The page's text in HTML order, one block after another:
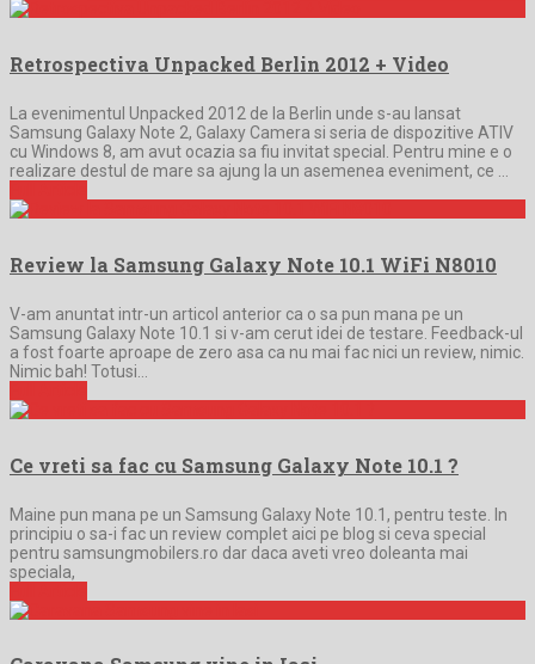
Retrospectiva Unpacked Berlin 2012 + Video
La evenimentul Unpacked 2012 de la Berlin unde s-au lansat
Samsung Galaxy Note 2, Galaxy Camera si seria de dispozitive ATIV
cu Windows 8, am avut ocazia sa fiu invitat special. Pentru mine e o
realizare destul de mare sa ajung la un asemenea eveniment, ce …
Review la Samsung Galaxy Note 10.1 WiFi N8010
V-am anuntat intr-un articol anterior ca o sa pun mana pe un
Samsung Galaxy Note 10.1 si v-am cerut idei de testare. Feedback-ul
a fost foarte aproape de zero asa ca nu mai fac nici un review, nimic.
Nimic bah! Totusi…
Ce vreti sa fac cu Samsung Galaxy Note 10.1 ?
Maine pun mana pe un Samsung Galaxy Note 10.1, pentru teste. In
principiu o sa-i fac un review complet aici pe blog si ceva special
pentru samsungmobilers.ro dar daca aveti vreo doleanta mai
speciala,